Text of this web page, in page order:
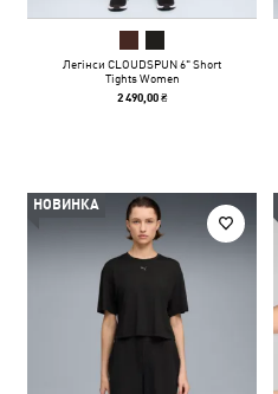
Легінси CLOUDSPUN 6" Short
Tights Women
2 490,00 ₴
НОВИНКА